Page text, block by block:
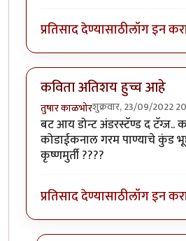
प्रतिसाद देण्यासाठीलॉग इन
कविता अतिशय हुच्च आहे
तुषार काळभोरशुक्रवार, 23/09/2022
बट आय डोन्ट अंडरस्टॅण्ड द टॅग्ज..
कोडाईकनाल गरम पाण्याचे कुंड
कृष्णमुर्ती ????
प्रतिसाद देण्यासाठीलॉग इन